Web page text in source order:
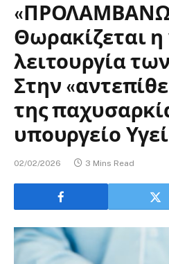
Θωρακίζεται η
λειτουργία
Στην
της
υπουργείο
02/02/2026 3 Mins Read